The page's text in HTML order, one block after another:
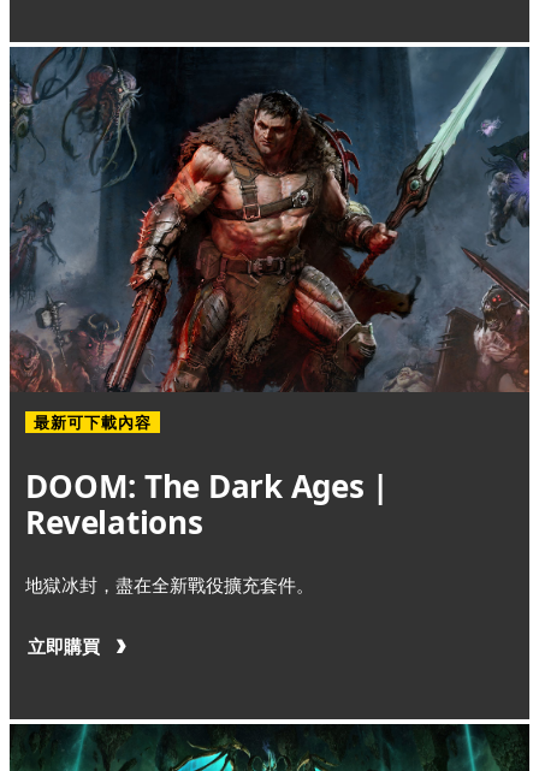
最新可下載內容
DOOM: The Dark Ages |
Revelations
地獄冰封，盡在全新戰役擴充套件。
立即購買